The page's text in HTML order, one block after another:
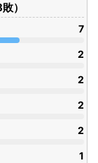
）
7
2
2
2
2
1